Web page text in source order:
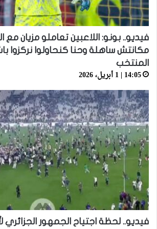
فيديو.. بونو: اللاعبين تعاملو مزيان مع
مكانتش ساهلة وحنا كنحاولوا نركزوا
المنتخب
14:05 | 1 أبريل، 2026
فيديو.. لحظة اجتياح الجمهور الجزائري